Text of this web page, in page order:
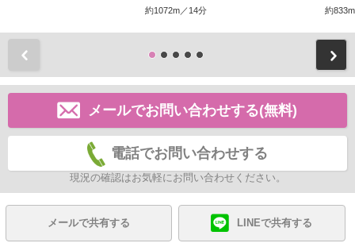
約1072m／14分 約
メールでお問い合わせする(無料)
電話でお問い合わせする
現況の確認はお気軽にお問い合わせください。
メールで共有する LINEで共有する